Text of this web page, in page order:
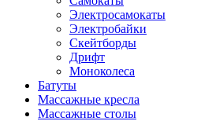
Электросамокаты
Электробайки
Скейтборды
Дрифт
Моноколеса
Батуты
Массажные кресла
Массажные столы